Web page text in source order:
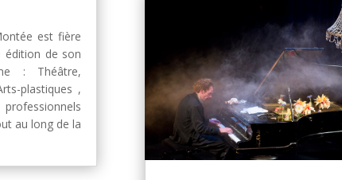
est fière
édition de son
: Théâtre,
plastiques ,
au long de la